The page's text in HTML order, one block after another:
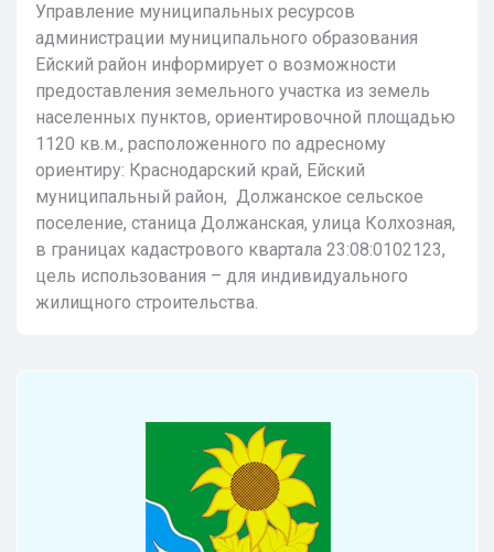
Управление муниципальных ресурсов
администрации муниципального образования
Ейский район информирует о возможности
предоставления земельного участка из земель
населенных пунктов, ориентировочной площадью
1120 кв.м., расположенного по адресному
ориентиру: Краснодарский край, Ейский
муниципальный район, Должанское сельское
поселение, станица Должанская, улица Колхозная,
в границах кадастрового квартала 23:08:0102123,
цель использования – для индивидуального
жилищного строительства.